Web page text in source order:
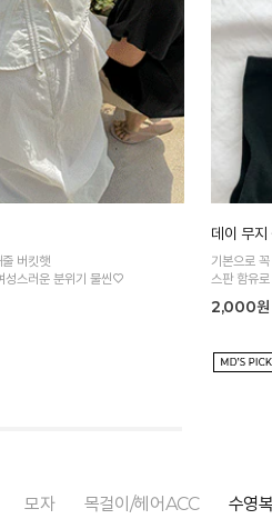
버킷햇
성스러운 분위기 물씬♡
데이 무지
기본으로
스판 함유
2,000원
모자 목걸이/헤어ACC 수영